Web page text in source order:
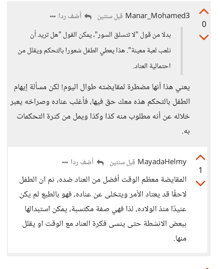
0
Manar_Mohamed3 قبل سنتين
أضف ردا
بدلا من قول "لا تتسلق السور"، يمكن القول "هل تريد أن
نلعب لعبة معينة". هذا يعطي الطفل شعورا بالتحكم ويقلل من
احتمالية العناد.
يعني هذا أنها مضطرة لمقايضته طوال اليوم! لكن مسألة إيهام
الطفل بالتحكم هذه معك حق فيها، فأغلب عناده وصراخه يعبر
خلاله عن أنه مطلوب منه كذا وكذا ويمل من كثرة التحكمات
به.
1
MayadaHelmy قبل سنتين أضف ردا
المقايضة معظم الوقت أفضل من العناد ضده، ثم ان الطفل
لاحقًا قد يعتاد الأمر ويتخلى عن عناده، فهو بالطبع لم يكن
عنيدًا منذ الولاده، لذا فهي صفة مكتسبة، يمكن استبدالها
ببعض الانشطة حتى ينسى فكرة العناد مع الوقت او يقلل
منها.